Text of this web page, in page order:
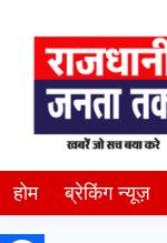
होम ब्रेकिंग न्यूज़